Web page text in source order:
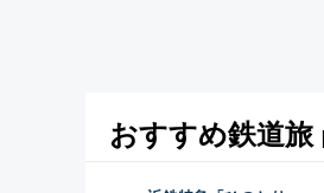
おすすめ鉄道旅